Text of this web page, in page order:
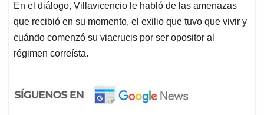
En el diálogo, Villavicencio le habló de las amenazas
que recibió en su momento, el exilio que tuvo que vivir y
cuándo comenzó su viacrucis por ser opositor al
régimen correísta.